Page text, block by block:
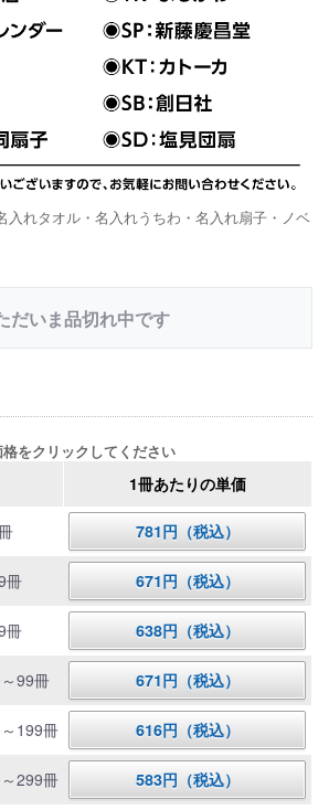
入れタオル・名入れうちわ・名入れ扇子・ノベ
だいま品切れ中です
をクリックしてください
1冊あたりの単価
781円（税込）
冊 671円（税込）
冊 638円（税込）
99冊 671円（税込）
199冊 616円（税込）
299冊 583円（税込）